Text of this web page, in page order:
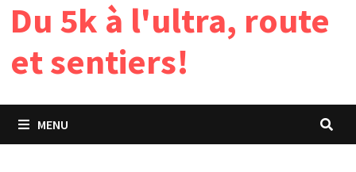
Du 5k à l'ultra, route
et sentiers!
MENU